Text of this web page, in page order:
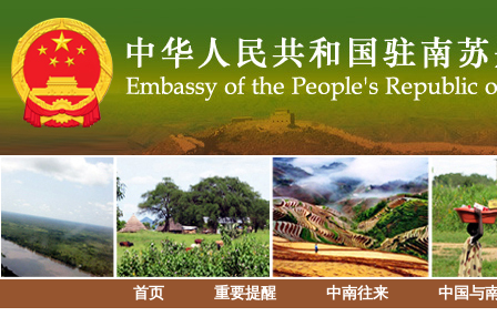
首页 重要提醒 中南往来 中国与